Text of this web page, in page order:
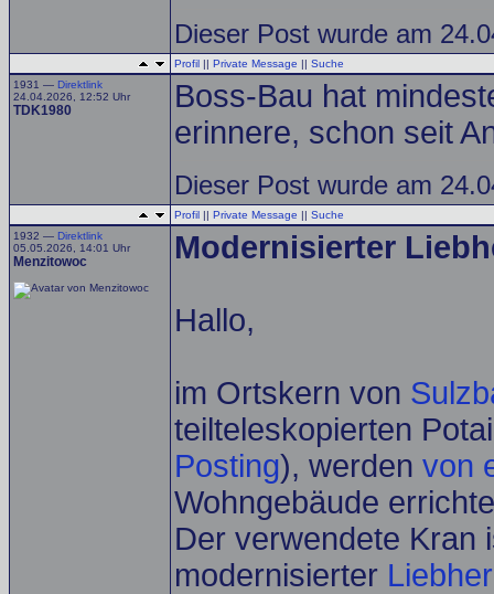
Dieser Post wurde am
Profil || Private Message || Suche
1931 — Direktlink
24.04.2026, 12:52 Uhr
TDK1980
Boss-Bau hat
erinnere, schon seit
Dieser Post wurde am
Profil || Private Message || Suche
1932 — Direktlink
05.05.2026, 14:01 Uhr
Menzitowoc Modernisierter
Hallo,
im Ortskern von
teilteleskopierten
Posting), werden von
Wohngebäude
Der verwendete Kran
modernisierter